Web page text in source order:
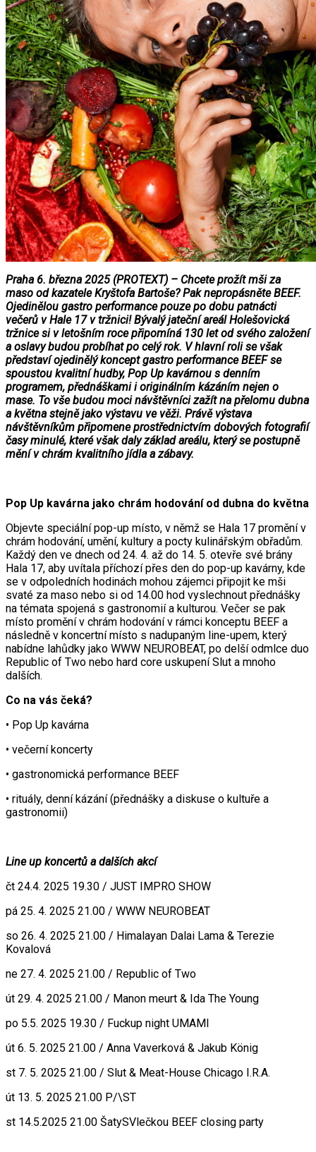
Praha 6. března 2025 (PROTEXT) – Chcete prožít mši za
maso od kazatele Kryštofa Bartoše? Pak nepropásněte BEEF.
Ojedinělou gastro performance pouze po dobu patnácti
večerů v Hale 17 v tržnici! Bývalý jateční areál Holešovická
tržnice si v letošním roce připomíná 130 let od svého založení
a oslavy budou probíhat po celý rok. V hlavní roli se však
představí ojedinělý koncept gastro performance BEEF se
spoustou kvalitní hudby, Pop Up kavárnou s denním
programem, přednáškami i originálním kázáním nejen o
mase. To vše budou moci návštěvníci zažít na přelomu dubna
a května stejně jako výstavu ve věži. Právě výstava
návštěvníkům připomene prostřednictvím dobových fotografií
časy minulé, které však daly základ areálu, který se postupně
mění v chrám kvalitního jídla a zábavy.
Pop Up kavárna jako chrám hodování od dubna do května
Objevte speciální pop-up místo, v němž se Hala 17 promění v
chrám hodování, umění, kultury a pocty kulinářským obřadům.
Každý den ve dnech od 24. 4. až do 14. 5. otevře své brány
Hala 17, aby uvítala příchozí přes den do pop-up kavárny, kde
se v odpoledních hodinách mohou zájemci připojit ke mši
svaté za maso nebo si od 14.00 hod vyslechnout přednášky
na témata spojená s gastronomií a kulturou. Večer se pak
místo promění v chrám hodování v rámci konceptu BEEF a
následně v koncertní místo s nadupaným line-upem, který
nabídne lahůdky jako WWW NEUROBEAT, po delší odmlce duo
Republic of Two nebo hard core uskupení Slut a mnoho
dalších.
Co na vás čeká?
• Pop Up kavárna
• večerní koncerty
• gastronomická performance BEEF
• rituály, denní kázání (přednášky a diskuse o kultuře a
gastronomii)
Line up koncertů a dalších akcí
čt 24.4. 2025 19.30 / JUST IMPRO SHOW
pá 25. 4. 2025 21.00 / WWW NEUROBEAT
so 26. 4. 2025 21.00 / Himalayan Dalai Lama & Terezie
Kovalová
ne 27. 4. 2025 21.00 / Republic of Two
út 29. 4. 2025 21.00 / Manon meurt & Ida The Young
po 5.5. 2025 19.30 / Fuckup night UMAMI
út 6. 5. 2025 21.00 / Anna Vaverková & Jakub König
st 7. 5. 2025 21.00 / Slut & Meat-House Chicago I.R.A.
út 13. 5. 2025 21.00 P/\ST
st 14.5.2025 21.00 ŠatySVlečkou BEEF closing party